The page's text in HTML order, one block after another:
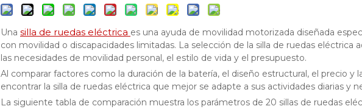
Una silla de ruedas eléctrica es una ayuda de movilidad motorizada diseñada
con movilidad o discapacidades limitadas. La selección de la silla de ruedas eléctrica
las necesidades de movilidad personal, el estilo de vida y el presupuesto.
Al comparar factores como la duración de la batería, el diseño estructural, el precio y
encontrar la silla de ruedas eléctrica que mejor se adapte a sus actividades diarias y
La siguiente tabla de comparación muestra los parámetros de 20 sillas de ruedas